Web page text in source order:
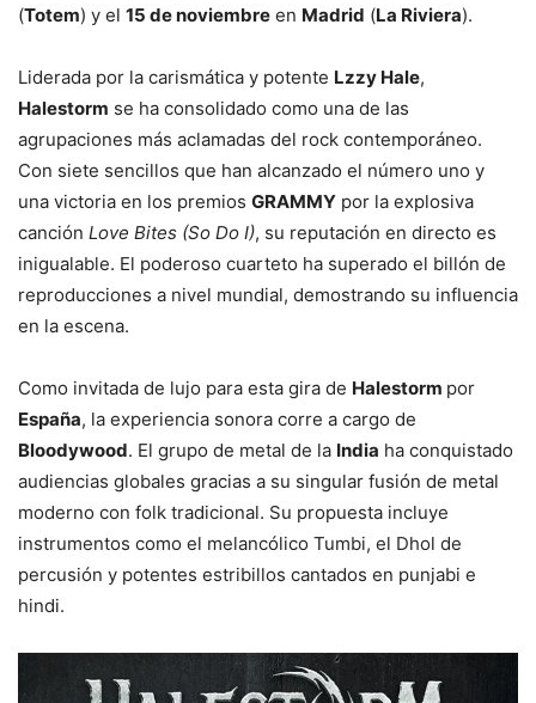
(Totem) y el 15 de noviembre en Madrid (La Riviera).
Liderada por la carismática y potente Lzzy Hale,
Halestorm se ha consolidado como una de las
agrupaciones más aclamadas del rock contemporáneo.
Con siete sencillos que han alcanzado el número uno y
una victoria en los premios GRAMMY por la explosiva
canción Love Bites (So Do I), su reputación en directo es
inigualable. El poderoso cuarteto ha superado el billón de
reproducciones a nivel mundial, demostrando su influencia
en la escena.
Como invitada de lujo para esta gira de Halestorm por
España, la experiencia sonora corre a cargo de
Bloodywood. El grupo de metal de la India ha conquistado
audiencias globales gracias a su singular fusión de metal
moderno con folk tradicional. Su propuesta incluye
instrumentos como el melancólico Tumbi, el Dhol de
percusión y potentes estribillos cantados en punjabi e
hindi.